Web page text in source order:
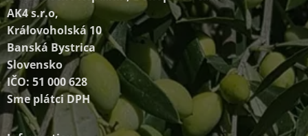
AK4 s.r.o,
Královoholská 10
Banská Bystrica
Slovensko
IČO: 51 000 628
Sme plátci DPH